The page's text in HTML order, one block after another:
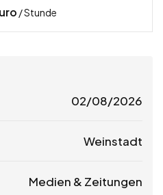
/ Stunde
02/08/2026
Weinstadt
Medien & Zeitungen